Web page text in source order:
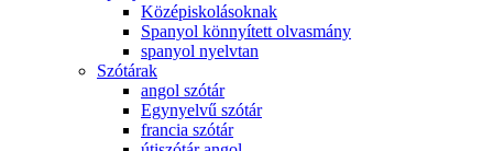
Középiskolásoknak
Spanyol könnyített olvasmány
spanyol nyelvtan
Szótárak
angol szótár
Egynyelvű szótár
francia szótár